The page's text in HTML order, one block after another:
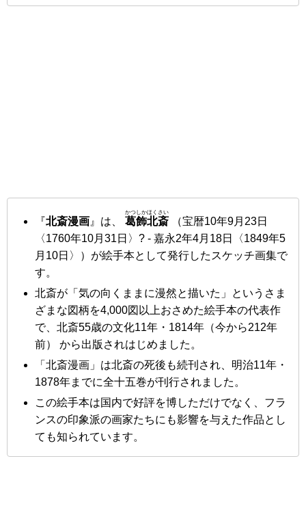
『北斎漫画』は、 葛飾北斎
かつしかほくさい
（宝暦10年9月23日
〈1760年10月31日〉? - 嘉永2年4月18日〈1849年5
月10日〉）が絵手本として発行したスケッチ画集で
す。
北斎が「気の向くままに漫然と描いた」というさま
ざまな図柄を4,000図以上おさめた絵手本の代表作
で、北斎55歳の文化11年・1814年 （今から212年
前） から出版されはじめました。
「北斎漫画」は北斎の死後も続刊され、明治11年・
1878年までに全十五巻が刊行されました。
この絵手本は国内で好評を博しただけでなく、フラ
ンスの印象派の画家たちにも影響を与えた作品とし
ても知られています。